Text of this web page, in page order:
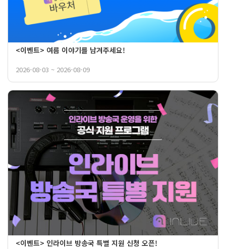
<이벤트> 여름 이야기를 남겨주세요!
2026-08-03 ~ 2026-08-09
<이벤트> 인라이브 방송국 특별 지원 신청 오픈!